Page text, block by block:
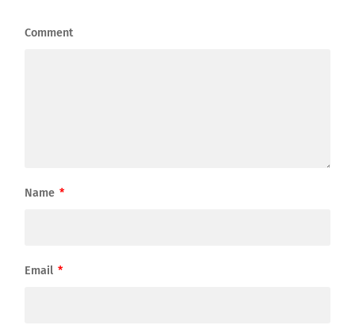
Comment
Name *
Email *